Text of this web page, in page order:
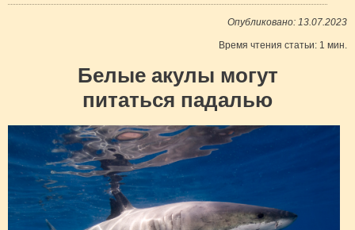
Опубликовано: 13.07.2023
Время чтения статьи: 1 мин.
Белые акулы могут
питаться падалью